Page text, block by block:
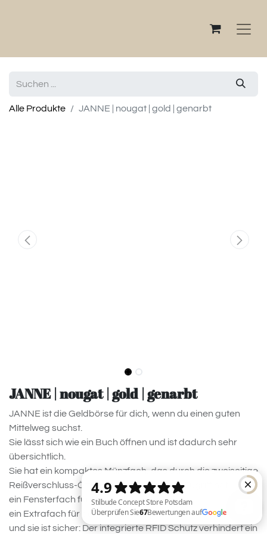
Alle Produkte JANNE | nougat | gold | genarbt
JANNE | nougat | gold | genarbt
JANNE ist die Geldbörse für dich, wenn du einen guten
Mittelweg suchst.
Sie lässt sich wie ein Buch öffnen und ist dadurch sehr
übersichtlich.
Sie hat ein kompaktes Münzfach, das durch die zweiseitige
Reißverschluss-Öffnung einen optimalen Zugriff hat,
ein Fensterfach für Monatskarte oder Foto,
ein Extrafach für den Einkaufschip
und sie ist sicher: Der integrierte RFID Schutz verhindert ein